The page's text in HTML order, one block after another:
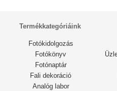
Termékkategóriáink
Fotókidolgozás
Fotókönyv
Fotónaptár
Fali dekoráció
Analóg labor